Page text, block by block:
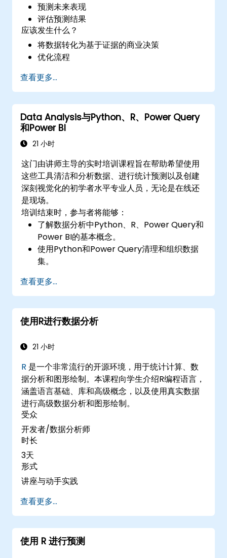
预测未来表现
评估预测结果
应该发生什么？
将数据转化为基于证据的商业决策
优化流程
查看更多...
Data Analysis与Python、R、Power Query
和Power BI
21 小时
这门由讲师主导的实时培训课程旨在帮助希望使用
这些工具清洁和分析数据、进行统计预测以及创建
深刻视觉化的初学者水平专业人员，无论是在线还
是现场。
培训结束时，参与者将能够：
了解数据分析中Python、R、Power Query和
Power BI的基本概念。
使用Python和Power Query清理和组织数据
集。
使用Power BI创建专业的仪表板和报告。
有效地整合和分析来自多个来源的数据。
查看更多...
使用R进行数据分析
21 小时
R 是一个非常流行的开源环境，用于统计计算、数
据分析和图形绘制。本课程向学生介绍R编程语言，
涵盖语言基础、库和高级概念，以及使用真实数据
进行高级数据分析和图形绘制。
受众
开发者/数据分析师
时长
3天
形式
讲座与动手实践
查看更多...
使用 R 进行预测